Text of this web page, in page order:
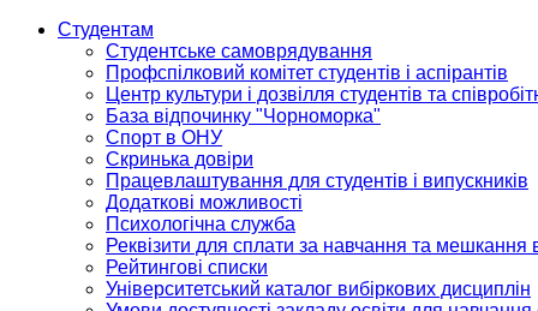
Студентам
Студентське самоврядування
Профспілковий комітет студентів і аспірантів
Центр культури і дозвілля студентів та
База відпочинку "Чорноморка"
Спорт в ОНУ
Скринька довіри
Працевлаштування для студентів і випускників
Додаткові можливості
Психологічна служба
Реквізити для сплати за навчання та мешкання
Рейтингові списки
Університетський каталог вибіркових дисциплін